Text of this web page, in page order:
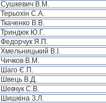
Сушкевич В.М.
Терьохін С.А.
Ткаченко В.В.
Триндюк Ю.Г.
Федорчук Я.П.
Хмельницький В.І.
Чичков В.М.
Шаго Є.П.
Швець В.Д.
Шевчук С.В.
Шишкіна З.Л.